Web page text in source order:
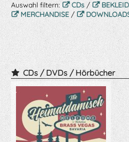
Auswahl filtern: CDs/
MERCHANDISE/
CDs / DVDs / Hörbücher